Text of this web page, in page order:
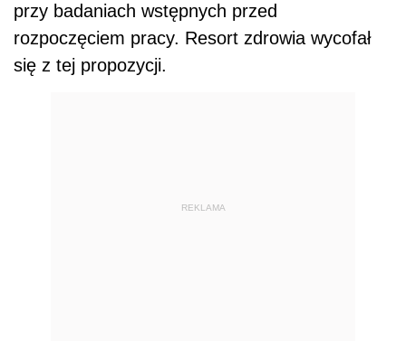
przy badaniach wstępnych przed
rozpoczęciem pracy. Resort zdrowia wycofał
się z tej propozycji.
REKLAMA